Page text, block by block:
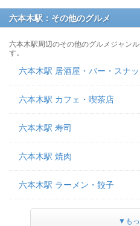
六本木駅：その他のグルメ
六本木駅周辺のその他のグルメジャン
す。
六本木駅 居酒屋・バー・スナッ
六本木駅 カフェ・喫茶店
六本木駅 寿司
六本木駅 焼肉
六本木駅 ラーメン・餃子
▼も